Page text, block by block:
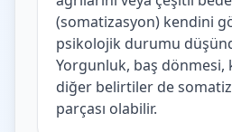
(somatizasyon) kendini
psikolojik durumu
Yorgunluk, baş dönmesi,
diğer belirtiler de
parçası olabilir.